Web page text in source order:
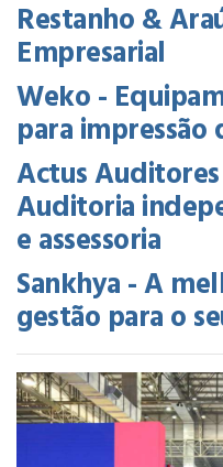
Restanho &
Empresarial
Weko -
para impressão
Actus
Auditoria
e assessoria
Sankhya - A
gestão para o